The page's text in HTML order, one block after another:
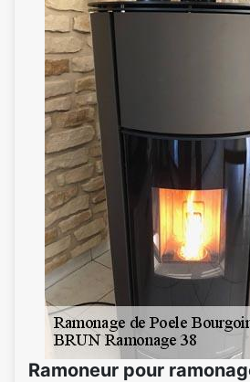
Ramoneur pour